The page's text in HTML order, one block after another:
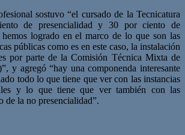
sostuvo “el cursado de la Tecnicatura
de presencialidad y 30 por ciento de
logrado en el marco de lo que son las
públicas como es en este caso, la instalación
por parte de la Comisión Técnica Mixta de
y agregó “hay una componenda interesante
todo lo que tiene que ver con las instancias
y lo que tiene que ver también con las
de la no presencialidad”.